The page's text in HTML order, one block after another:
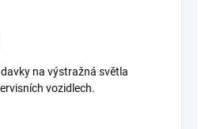
na výstražná světla
vozidlech.